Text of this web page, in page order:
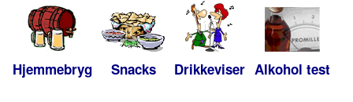
Hjemmebryg Snacks Drikkeviser Alkohol test